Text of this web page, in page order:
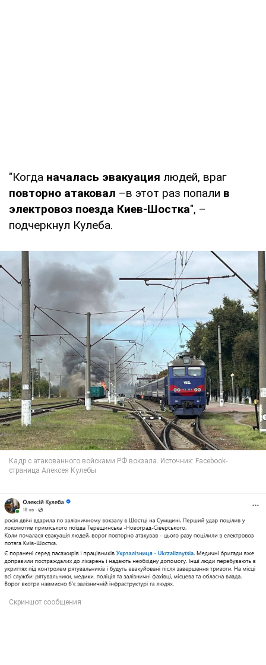
"Когда началась эвакуация людей, враг
повторно атаковал –в этот раз попали в
электровоз поезда Киев-Шостка", –
подчеркнул Кулеба.